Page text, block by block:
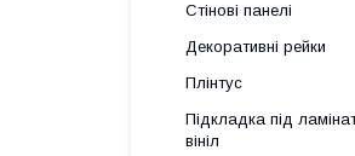
Стінові панелі
Декоративні рейки
Плінтус
Підкладка під
вініл